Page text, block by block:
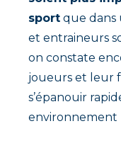
sport que dans
et entraineurs
on constate
joueurs et leur
s’épanouir
environnement